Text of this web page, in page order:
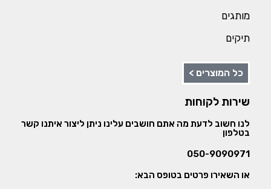
מותגים
תיקים
כל המוצרים >
שירות לקוחות
לנו חשוב לדעת מה אתם חושבים עלינו ניתן ליצור איתנו קשר
בטלפון
050-9090971
או השאירו פרטים בטופס הבא: